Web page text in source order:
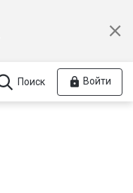
Поиск Войти